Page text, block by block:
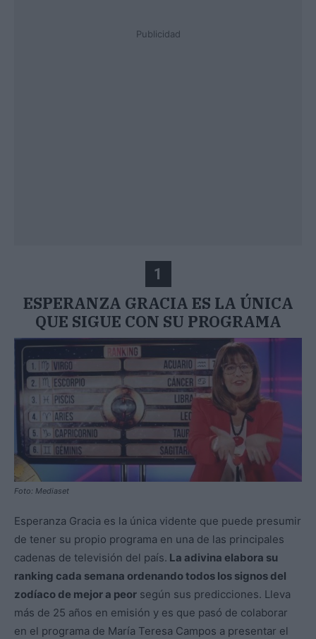
Publicidad
1
ESPERANZA GRACIA ES LA ÚNICA
QUE SIGUE CON SU PROGRAMA
Foto: Mediaset
Esperanza Gracia es la única vidente que puede presumir
de tener su propio programa en una de las principales
cadenas de televisión del país. La adivina elabora su
ranking cada semana ordenando todos los signos del
zodíaco de mejor a peor según sus predicciones. Lleva
más de 25 años en emisión y es que pasó de colaborar
en el programa de María Teresa Campos a presentar el